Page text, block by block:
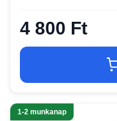
4 800 Ft
1-2 munkanap